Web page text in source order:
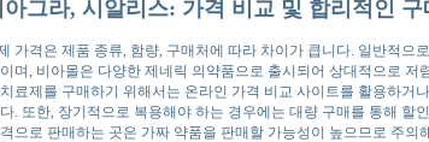
그라, 시알리스: 가격 비교 및 합리적인 구
가격은 제품 종류, 함량, 구매처에 따라 차이가 큽니다. 일반적으
며, 비아몰은 다양한 제네릭 의약품으로 출시되어 상대적으로 저
료제를 구매하기 위해서는 온라인 가격 비교 사이트를 활용하거
. 또한, 장기적으로 복용해야 하는 경우에는 대량 구매를 통해 할
으로 판매하는 곳은 가짜 약품을 판매할 가능성이 높으므로 주의